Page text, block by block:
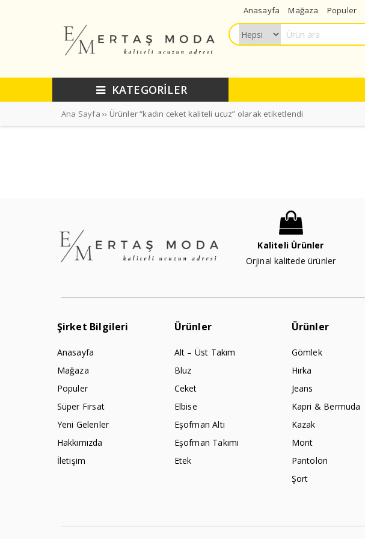
Anasayfa Mağaza Populer
KATEGORİLER
Ana Sayfa ›› Ürünler “kadın ceket kaliteli ucuz” olarak etiketlendi
Kaliteli Ürünler
Orjinal kalitede ürünler
Şirket Bilgileri
Anasayfa
Mağaza
Populer
Süper Fırsat
Yeni Gelenler
Hakkımızda
İletişim
Ürünler
Alt – Üst Takım
Bluz
Ceket
Elbise
Eşofman Altı
Eşofman Takımı
Etek
Ürünler
Gömlek
Hırka
Jeans
Kapri & Bermuda
Kazak
Mont
Pantolon
Şort